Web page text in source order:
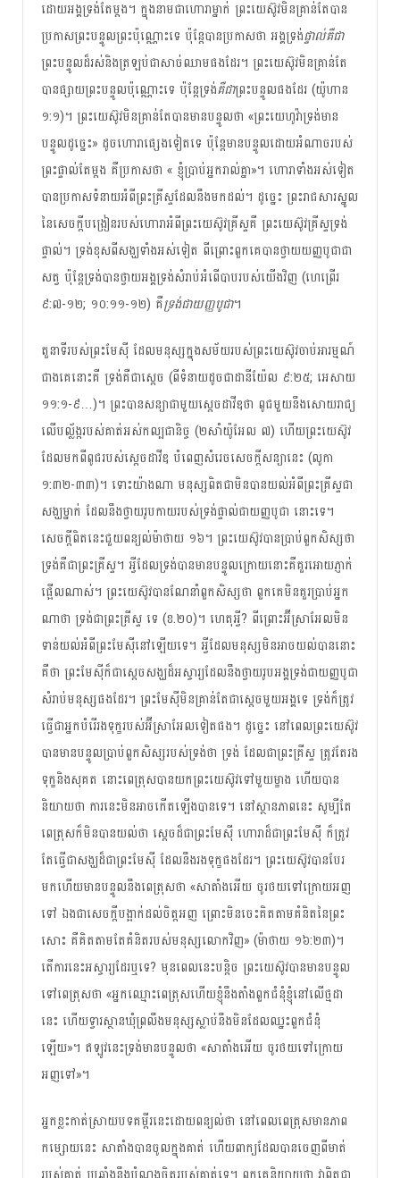
ដោយ​អង្គ​ទ្រង់​តែ​ម្តង​។ ក្នុង​នាម​ជា​ហោរា​ម្នាក់​ ព្រះយេស៊ូវ​មិន​គ្រាន់​តែ​បាន​
ប្រកាស​ព្រះបន្ទូល​ព្រះ​ប៉ុណ្ណោះទេ ប៉ុន្តែ​បាន​ប្រកាស​ថា អង្គ​ទ្រង់​ផ្ទាល់​គឺ​ជា
ព្រះ​បន្ទូល​ដ៏​រស់​និង​ត្រឡប់​ជា​សាច់​ឈាម​ផង​ដែរ​។ ព្រះយេស៊ូវ​មិន​គ្រាន់​តែ​
បាន​ផ្សាយ​ព្រះ​បន្ទូល​ប៉ុណ្ណោះទេ ប៉ុន្តែ​ទ្រង់​គឺជា​ព្រះ​បន្ទូល​ផង​ដែរ​ (យ៉ូហាន
១:១)។ ព្រះ​យេស៊ូវ​មិន​គ្រាន់​តែ​បាន​មាន​បន្ទូល​ថា «ព្រះយេហូវ៉ា​ទ្រង់​មាន​
បន្ទូល​ដូច្នេះ​» ​ដូច​ហោរា​ផ្សេង​ទៀត​ទេ ប៉ុន្តែ​មាន​បន្ទូល​ដោយ​អំណាច​របស់​
ព្រះ​ផ្ទាល់​តែ​ម្តង គឺ​ប្រកាស​ថា « ​ខ្ញុំ​ប្រាប់​អ្នក​រាល់គ្នា»។ ហោរា​ទាំង​អស់​ទៀត​
បាន​ប្រកាស​ទំនាយ​អំពី​ព្រះគ្រីស្ទ​ដែល​នឹង​មក​ដល់​។ ដូច្នេះ ព្រះ​រាជសារ​ស្នូល​
នៃ​សេចក្តី​បង្រៀន​របស់​ហោរា​អំពី​ព្រះ​យេស៊ូវ​គ្រីស្ទ​គឺ ព្រះយេស៊ូវ​គ្រីស្ទ​ទ្រង់​
ផ្ទាល់។ ទ្រង់​ខុស​ពី​សង្ឃ​ទាំង​អស់​ទៀត​ ពីព្រោះ​ពួកគេ​បាន​ថ្វាយ​យញ្ញបូជា​ជា​
សត្វ​ ប៉ុន្តែ​ទ្រង់​បាន​ថ្វាយ​អង្គ​ទ្រង់​សំរាប់​អំពើ​បាប​របស់​យើង​វិញ (ហេព្រើរ
៩:៧-១២; ១០:១១-១២) គឺ​ទ្រង់​ជា​យញ្ញ​បូជា។
តួនាទី​របស់​ព្រះ​មែស៊ី ដែល​មនុស្ស​ក្នុង​សម័យ​របស់​ព្រះ​យេស៊ូវ​ចាប់​អារម្មណ៍​
ជាង​គេ​នោះ​គឺ ទ្រង់​គឺ​ជា​ស្តេច​ (ពី​ទំនាយ​ដូច​ជា​ដានីយ៉ែល ៩:២៥; អេសាយ
១១:១-៩…)។ ព្រះ​បាន​សន្យា​ជាមួយ​ស្តេច​ដាវីឌ​ថា ពូជ​មួយ​នឹង​សោយ​រាជ្យ​
លើ​បល្ល័ង្ក​របស់​គាត់​អស់កល្បជានិច្ច​ (២សាំយ៉ូអែល ៧) ហើយ​​​ព្រះ​យេស៊ូវ​
ដែល​មក​ពី​ពូជ​របស់​ស្តេច​ដាវីឌ បំពេញ​សំរេច​សេចក្តី​សន្យា​នេះ (លូកា
១:៣២-៣៣)។ ទោះ​យ៉ាង​ណា មនុស្ស​ពិត​ជា​មិន​បាន​យល់​អំពី​ព្រះគ្រីស្ទ​ជា​
សង្ឃ​ម្នាក់​ ដែល​នឹង​ថ្វាយ​រូប​កាយ​របស់​ទ្រង់​ផ្ទាល់​ជា​យញ្ញ​បូជា នោះ​ទេ។
សេចក្តី​ពិត​នេះ​ជួយ​ពន្យល់​ម៉ាថាយ ១៦។ ព្រះយេស៊ូវ​បាន​ប្រាប់​ពួក​សិស្ស​​​ថា
ទ្រង់​គឺ​ជា​ព្រះគ្រីស្ទ។ អ្វី​ដែល​ទ្រង់​បាន​មាន​បន្ទូល​​ក្រោយ​​នោះ​គឺ​គួរ​អោយ​ភ្ញាក់​
ផ្អើល​ណាស់។ ព្រះ​យេស៊ូវ​បាន​ណែនាំ​ពួក​សិស្ស​ថា ពួកគេ​មិន​គួរ​ប្រាប់​អ្នក​
ណា​ថា ទ្រង់​ជា​ព្រះ​គ្រីស្ទ​ ទេ (ខ.២០)។ ហេតុ​អ្វី? ពីព្រោះ​អ៊ីស្រាអែល​មិន​
ទាន់​​យល់​អំពី​ព្រះមែស៊ី​នៅឡើយ​ទេ។ អ្វី​ដែល​មនុស្ស​មិន​អាច​យល់​បាន​នោះ​
គឺ​ថា ព្រះមែស៊ី​ក៏​ជា​ស្តេច​សង្ឃ​ដ៏​អស្ចារ្យ​ដែល​នឹង​ថ្វាយ​រូប​អង្គ​ទ្រង់​ជា​យញ្ញ​បូជា​
សំរាប់​មនុស្ស​​ផង​ដែរ​។ ព្រះមែស៊ី​មិន​គ្រាន់​តែ​ជា​ស្តេច​មួយ​អង្គ​ទេ ទ្រង់​ក៏​ត្រូវ​
ធ្វើ​ជា​អ្នក​បំរើ​រង​ទុក្ខ​របស់​អ៊ីស្រាអែល​ទៀត​ផង​។ ដូច្នេះ​ នៅពេល​ព្រះយេស៊ូវ​
បាន​មាន​បន្ទូល​ប្រាប់​ពួក​សិស្ស​របស់​ទ្រង់​ថា ទ្រង់​ ដែល​ជា​ព្រះគ្រីស្ទ ត្រូវ​តែ​រង​
ទុក្ខ​និង​សុគត​ នោះ​ពេត្រុស​​បាន​យក​ព្រះ​យេស៊ូវ​ទៅ​មួយ​ម្ខាង​ ហើយ​បាន​
និយាយ​ថា ការ​នេះ​មិន​អាច​កើត​ឡើង​បាន​ទេ។ នៅ​ស្ថាន​ភាព​នេះ សូម្បី​តែ​
ពេត្រុស​ក៏​មិន​បាន​យល់​ថា ស្តេច​ដ៏​ជា​ព្រះមែស៊ី ​ហោរា​ដ៏​ជា​ព្រះមែស៊ី ក៏​ត្រូវ​
តែ​ធ្វើ​ជា​សង្ឃ​ដ៏​ជា​ព្រះមែស៊ី​ ដែល​នឹង​រង​ទុក្ខ​ផង​ដែរ​។ ព្រះយេស៊ូវ​បាន​បែរ​
មក​ហើយ​មាន​បន្ទូល​នឹង​ពេត្រុស​ថា «សាតាំង​អើយ​ ចូរ​ថយ​ទៅ​ក្រោយ​អញ​
ទៅ ឯង​ជា​សេចក្តី​បង្អាក់​ដល់​ចិត្ត​អញ ព្រោះ​មិន​ចេះ​គិត​តាម​គំនិត​នៃ​ព្រះ​
សោះ គឺ​គិត​តាម​តែ​គំនិត​របស់​មនុស្ស​លោក​វិញ» (ម៉ាថាយ ១៦:២៣)។
តើ​ការ​នេះ​អស្ចារ្យ​ដែរ​ឬទេ? ​មុន​ពេល​នេះ​បន្តិច​ ព្រះយេស៊ូវ​បាន​មាន​បន្ទូល​
ទៅ​ពេត្រុស​ថា «អ្នក​ឈ្មោះ​ពេត្រុស​ហើយ​ខ្ញុំ​នឹង​តាំង​ពួក​ជំនុំ​ខ្ញុំ​នៅ​លើ​ថ្មដា​
នេះ ហើយ​ទ្វារ​ស្ថាន​ឃុំ​ព្រលឹង​មនុស្ស​ស្លាប់​នឹង​មិន​ដែល​ឈ្នះ​ពួក​ជំនុំ​
ឡើយ»។ ឥឡូវ​នេះ​ទ្រង់​មាន​បន្ទូល​ថា «សាតាំង​អើយ ចូរ​ថយ​ទៅ​ក្រោយ​
អញ​ទៅ»។
អ្នក​ខ្លះ​កាត់​ស្រាយ​បទ​គម្ពីរ​នេះ​ដោយ​ពន្យល់​ថា នៅពេល​ពេត្រុស​មាន​ភាព​
កម្សោយ​នេះ សាតាំង​បាន​ចូល​ក្នុង​គាត់ ហើយ​ពាក្យ​ដែល​បាន​ចេញ​ពី​មាត់​